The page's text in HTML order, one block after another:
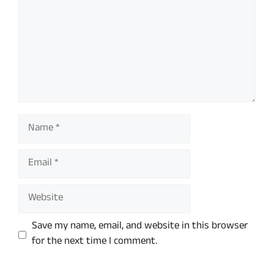
Name
Email
Website
Save my name, email, and website in this browser
for the next time I comment.